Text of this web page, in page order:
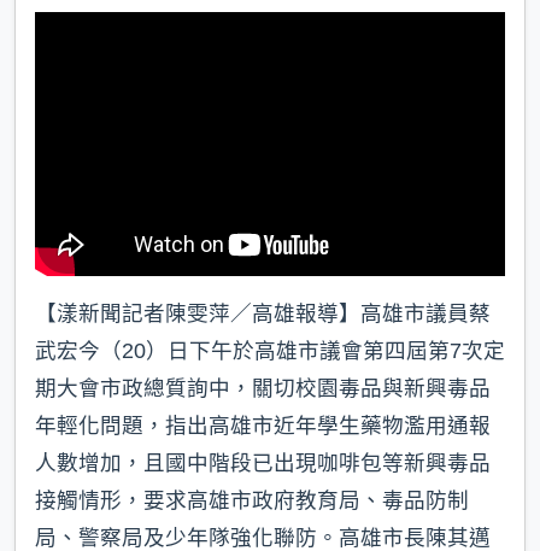
【漾新聞記者陳雯萍／高雄報導】高雄市議員蔡
武宏今（20）日下午於高雄市議會第四屆第7次定
期大會市政總質詢中，關切校園毒品與新興毒品
年輕化問題，指出高雄市近年學生藥物濫用通報
人數增加，且國中階段已出現咖啡包等新興毒品
接觸情形，要求高雄市政府教育局、毒品防制
局、警察局及少年隊強化聯防。高雄市長陳其邁